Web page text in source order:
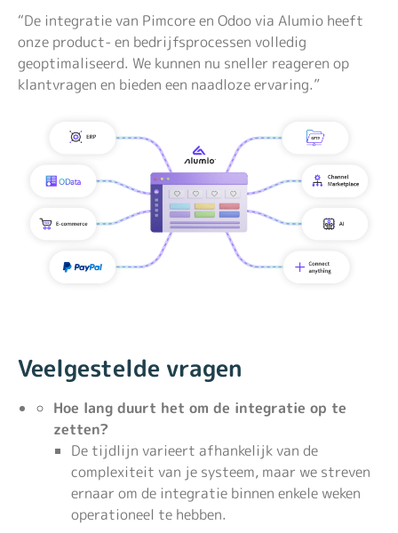
“De integratie van Pimcore en Odoo via Alumio heeft
onze product- en bedrijfsprocessen volledig
geoptimaliseerd. We kunnen nu sneller reageren op
klantvragen en bieden een naadloze ervaring.”
Veelgestelde vragen
Hoe lang duurt het om de integratie op te
zetten?
De tijdlijn varieert afhankelijk van de
complexiteit van je systeem, maar we streven
ernaar om de integratie binnen enkele weken
operationeel te hebben.